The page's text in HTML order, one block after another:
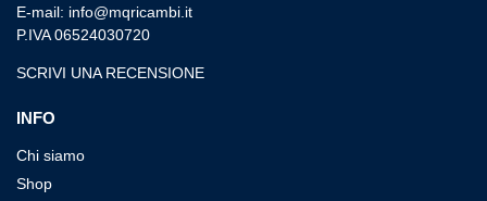
E-mail: info@mqricambi.it
P.IVA 06524030720
SCRIVI UNA RECENSIONE
INFO
Chi siamo
Shop